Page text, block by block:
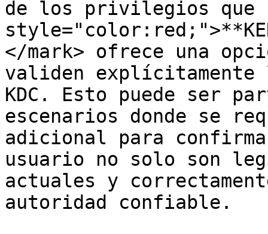
de los privilegios que
</mark> ofrece una
validen
KDC. Esto puede ser
escenarios donde se
adicional para
usuario no solo son
actuales y
autoridad confiable.